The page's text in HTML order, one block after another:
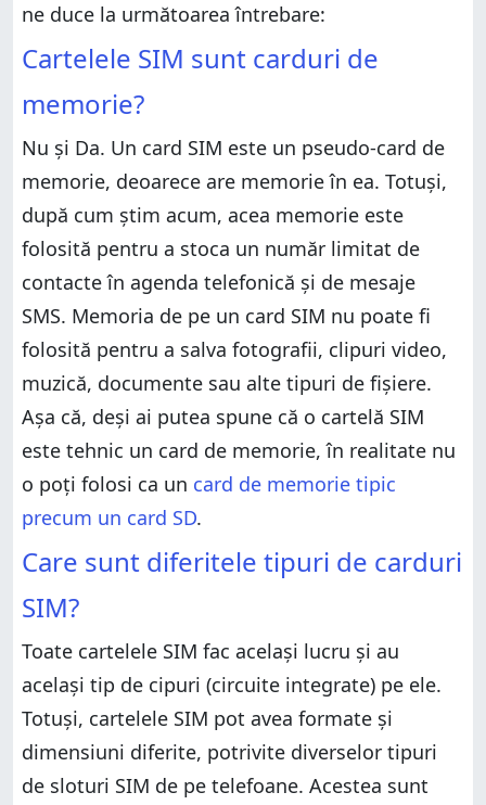
ne duce la următoarea întrebare:
Cartelele SIM sunt carduri de
memorie?
Nu și Da. Un card SIM este un pseudo-card de
memorie, deoarece are memorie în ea. Totuși,
după cum știm acum, acea memorie este
folosită pentru a stoca un număr limitat de
contacte în agenda telefonică și de mesaje
SMS. Memoria de pe un card SIM nu poate fi
folosită pentru a salva fotografii, clipuri video,
muzică, documente sau alte tipuri de fișiere.
Așa că, deși ai putea spune că o cartelă SIM
este tehnic un card de memorie, în realitate nu
o poți folosi ca un card de memorie tipic
precum un card SD.
Care sunt diferitele tipuri de carduri
SIM?
Toate cartelele SIM fac același lucru și au
același tip de cipuri (circuite integrate) pe ele.
Totuși, cartelele SIM pot avea formate și
dimensiuni diferite, potrivite diverselor tipuri
de sloturi SIM de pe telefoane. Acestea sunt